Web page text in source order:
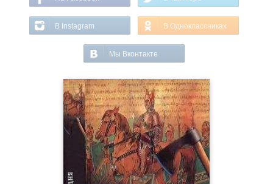
В Instagram В Одноклассниках
Мы Вконтакте